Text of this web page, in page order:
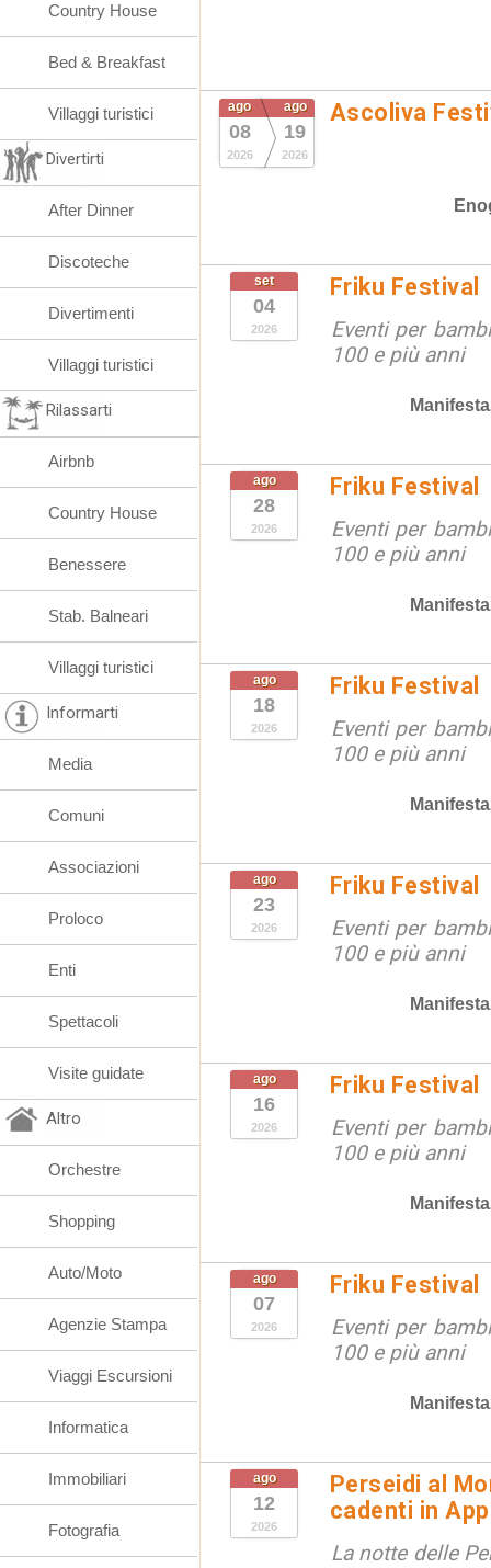
ago
08
2026
ago
19
2026
Ascoliva
set
04
2026
Friku Festival
Eventi per
100 e più anni
ago
28
2026
Friku Festival
Eventi per
100 e più anni
ago
18
2026
Friku Festival
Eventi per
100 e più anni
ago
23
2026
Friku Festival
Eventi per
100 e più anni
ago
16
2026
Friku Festival
Eventi per
100 e più anni
ago
07
2026
Friku Festival
Eventi per
100 e più anni
ago
12
2026
Perseidi al
cadenti in
La notte delle
Country House
Bed & Breakfast
Villaggi turistici
Divertirti
After Dinner
Discoteche
Divertimenti
Villaggi turistici
Rilassarti
Airbnb
Country House
Benessere
Stab. Balneari
Villaggi turistici
Informarti
Media
Comuni
Associazioni
Proloco
Enti
Spettacoli
Visite guidate
Altro
Orchestre
Shopping
Auto/Moto
Agenzie Stampa
Viaggi Escursioni
Informatica
Immobiliari
Fotografia